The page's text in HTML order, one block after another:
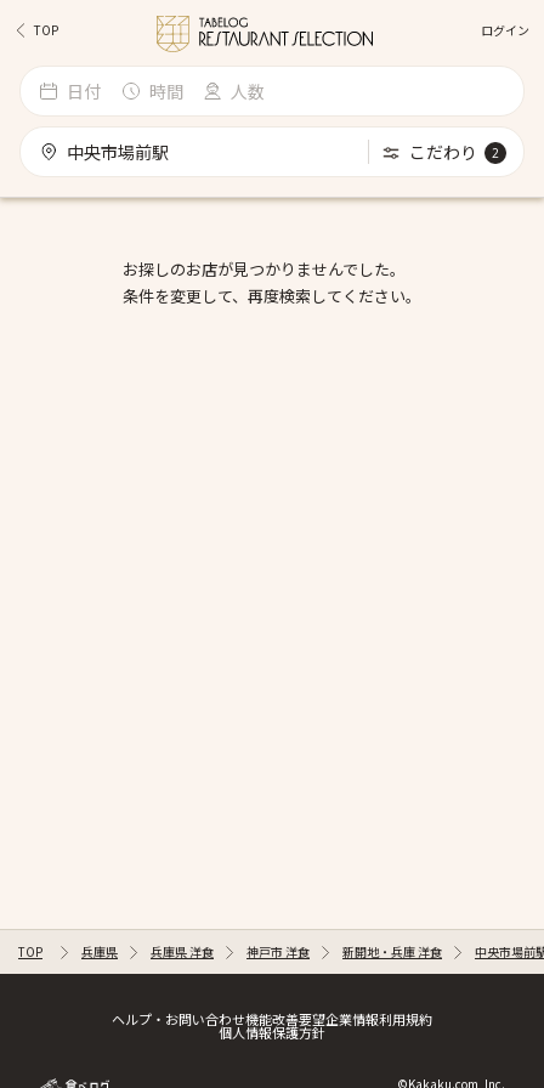
TOP ログイン
日付 時間 人数
中央市場前駅 こだわり 2
お探しのお店が見つかりませんでした。
条件を変更して、再度検索してください。
TOP 兵庫県 兵庫県 洋食 神戸市 洋食 新開地・兵庫 洋食 中央市場前
ヘルプ・お問い合わせ機能改善要望企業情報利用規約
個人情報保護方針
©Kakaku.com, Inc.